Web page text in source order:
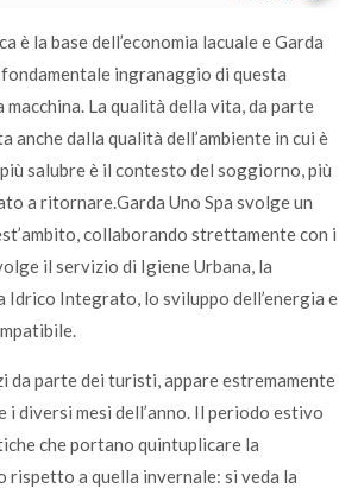
è la base dell’economia lacuale e Garda
ingranaggio di questa
macchina. La qualità della vita, da parte
anche dalla qualità dell’ambiente in cui è
salubre è il contesto del soggiorno, più
a ritornare.Garda Uno Spa svolge un
collaborando strettamente con i
il servizio di Igiene Urbana, la
Idrico Integrato, lo sviluppo dell’energia e
da parte dei turisti, appare estremamente
diversi mesi dell’anno. Il periodo estivo
che portano quintuplicare la
rispetto a quella invernale: si veda la